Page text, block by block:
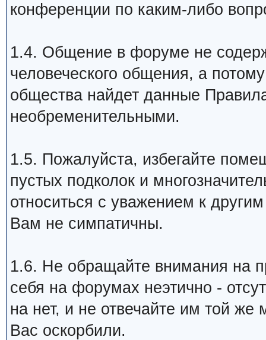
конференции по каким-либо
1.4. Общение в форуме не
человеческого общения, а
общества найдет данные
необременительными.
1.5. Пожалуйста, избегайте
пустых подколок и
относиться с уважением к
Вам не симпатичны.
1.6. Не обращайте внимания на
себя на форумах неэтично -
на нет, и не отвечайте им той
Вас оскорбили.